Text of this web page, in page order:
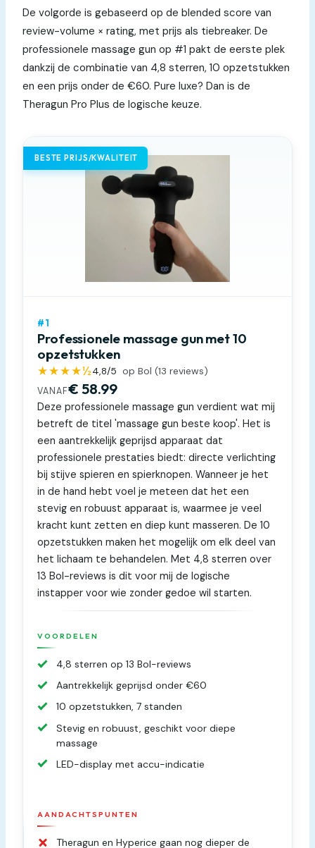
De volgorde is gebaseerd op de blended score van
review-volume × rating, met prijs als tiebreaker. De
professionele massage gun op #1 pakt de eerste plek
dankzij de combinatie van 4,8 sterren, 10 opzetstukken
en een prijs onder de €60. Pure luxe? Dan is de
Theragun Pro Plus de logische keuze.
BESTE PRIJS/KWALITEIT
#1
Professionele massage gun met 10
opzetstukken
★★★★½4,8/5 op Bol (13 reviews)
VANAF€ 58.99
Deze professionele massage gun verdient wat mij
betreft de titel 'massage gun beste koop'. Het is
een aantrekkelijk geprijsd apparaat dat
professionele prestaties biedt: directe verlichting
bij stijve spieren en spierknopen. Wanneer je het
in de hand hebt voel je meteen dat het een
stevig en robuust apparaat is, waarmee je veel
kracht kunt zetten en diep kunt masseren. De 10
opzetstukken maken het mogelijk om elk deel van
het lichaam te behandelen. Met 4,8 sterren over
13 Bol-reviews is dit voor mij de logische
instapper voor wie zonder gedoe wil starten.
VOORDELEN
4,8 sterren op 13 Bol-reviews
Aantrekkelijk geprijsd onder €60
10 opzetstukken, 7 standen
Stevig en robuust, geschikt voor diepe
massage
LED-display met accu-indicatie
AANDACHTSPUNTEN
Theragun en Hyperice gaan nog dieper de